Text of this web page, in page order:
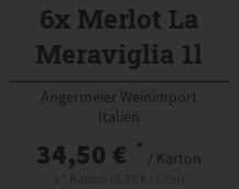
6x Merlot La
Meraviglia 1l
Angermeier Weinimport
Italien
34,50 € * / Karton